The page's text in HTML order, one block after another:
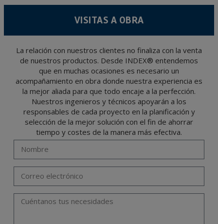
motivación para la que fueron recabados. El plazo durante el cual se conservarán los
tiempo que medie en la prestación del servicio para el que fueron comunicados.
protección de datos, como pueden ser los relativos a salud, pues los mismos no viajan
responsabilidad.
El usuario podrá ejercer en cualquier momento sus derechos para acceder, rectificar,
oponerse, cancelarlos, limitar su tratamiento o solicitar su portabilidad con arreglo a
lo previsto en el Reglamento General de Protección de Datos (RGPD) de 27 de abril
de 2016 enviando una carta a su responsable de tratamiento: Valentín Gómez,
Gerente, junto con la fotocopia de su DNI, a TÉCNICAS EXPANSIVAS SL | P.I. La
Portalada II | c/ Segador 13, 26006 | Logroño (La Rioja) o a través de la dirección de
correo electrónicoinfo@indexfix.com.
VISITAS A OBRA
La relación con nuestros clientes no finaliza con la venta
de nuestros productos. Desde INDEX® entendemos
que en muchas ocasiones es necesario un
acompañamiento en obra donde nuestra experiencia es
la mejor aliada para que todo encaje a la perfección.
Nuestros ingenieros y técnicos apoyarán a los
responsables de cada proyecto en la planificación y
selección de la mejor solución con el fin de ahorrar
tiempo y costes de la manera más efectiva.